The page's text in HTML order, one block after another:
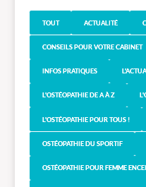
TOUT ACTUALITÉ
CONSEILS POUR VOTRE CABINET
INFOS PRATIQUES
L'OSTÉOPATHIE DE A À Z
L'OSTÉOPATHIE POUR TOUS !
OSTÉOPATHIE DU SPORTIF
OSTÉOPATHIE POUR FEMME